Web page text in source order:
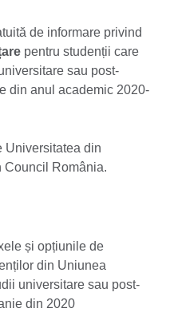
de informare privind
pentru studenții care
sau post-
din anul academic 2020-
Universitatea din
Council România.
și opțiunile de
din Uniunea
universitare sau post-
din 2020